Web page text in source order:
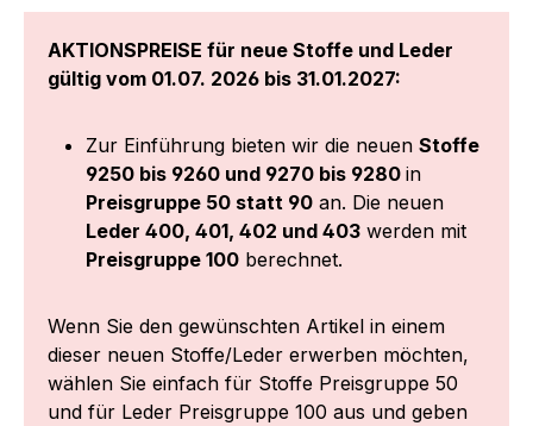
AKTIONSPREISE für neue Stoffe und Leder
gültig vom 01.07. 2026 bis 31.01.2027:
Zur Einführung bieten wir die neuen Stoffe
9250 bis 9260 und 9270 bis 9280 in
Preisgruppe 50 statt 90 an. Die neuen
Leder 400, 401, 402 und 403 werden mit
Preisgruppe 100 berechnet.
Wenn Sie den gewünschten Artikel in einem
dieser neuen Stoffe/Leder erwerben möchten,
wählen Sie einfach für Stoffe Preisgruppe 50
und für Leder Preisgruppe 100 aus und geben